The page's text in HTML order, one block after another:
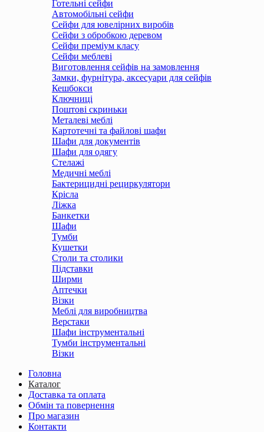
Готельні сейфи
Автомобільні сейфи
Сейфи для ювелірних виробів
Сейфи з обробкою деревом
Сейфи преміум класу
Сейфи меблеві
Виготовлення сейфів на замовлення
Замки, фурнітура, аксесуари для сейфів
Кешбокси
Ключниці
Поштові скриньки
Металеві меблі
Картотечні та файлові шафи
Шафи для документів
Шафи для одягу
Стелажі
Медичні меблі
Бактерицидні рециркулятори
Крісла
Ліжка
Банкетки
Шафи
Тумби
Кушетки
Столи та столики
Підставки
Ширми
Аптечки
Візки
Меблі для виробництва
Верстаки
Шафи інструментальні
Тумби інструментальні
Візки
Головна
Каталог
Доставка та оплата
Обмін та повернення
Про магазин
Контакти